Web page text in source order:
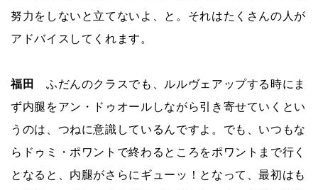
努力をしないと立てないよ、と。それはたくさんの人が
アドバイスしてくれます。
福田
ふだんのクラスでも、ルルヴェアップする時にま
ず内腿をアン・ドゥオールしながら引き寄せていくとい
うのは、つねに意識しているんですよ。でも、いつもな
らドゥミ・ポワントで終わるところをポワントまで行く
となると、内腿がさらにギューッ！となって、最初はも